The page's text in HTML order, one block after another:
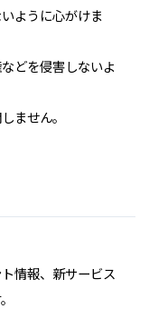
ように心がけま
どを侵害しないよ
ません。
情報、新サービス